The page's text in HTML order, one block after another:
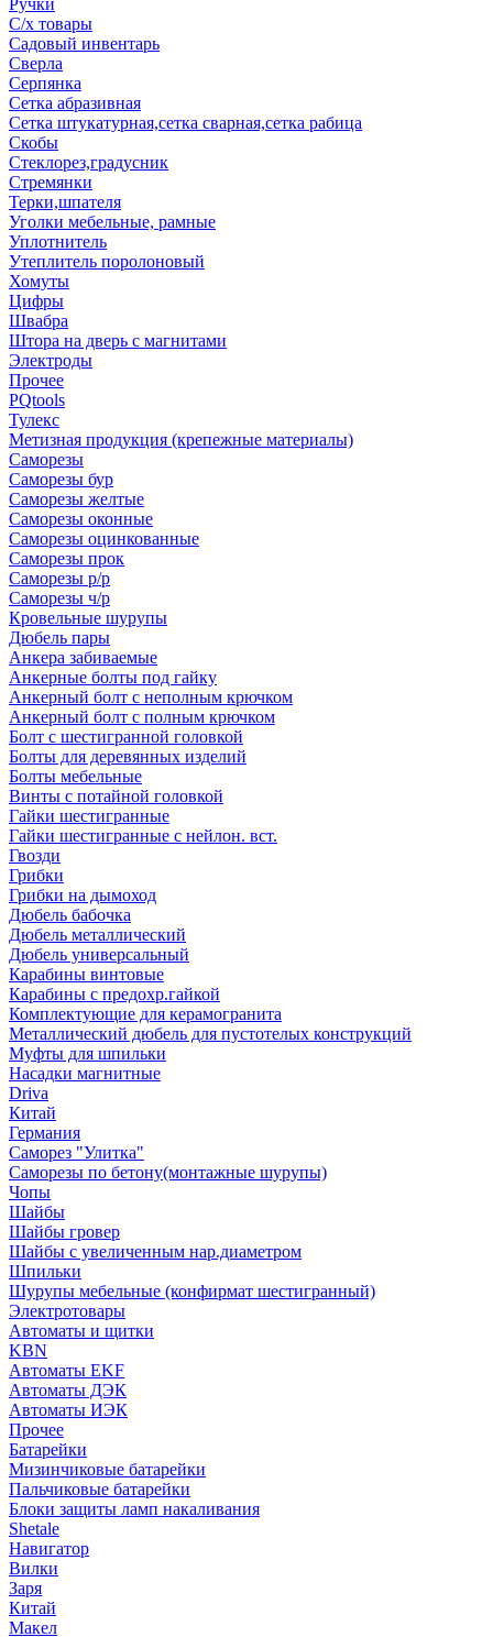
Ручки
С/х товары
Садовый инвентарь
Сверла
Серпянка
Сетка абразивная
Сетка штукатурная,сетка сварная,сетка рабица
Скобы
Стеклорез,градусник
Стремянки
Терки,шпателя
Уголки мебельные, рамные
Уплотнитель
Утеплитель поролоновый
Хомуты
Цифры
Швабра
Штора на дверь с магнитами
Электроды
Прочее
PQtools
Тулекс
Метизная продукция (крепежные материалы)
Саморезы
Саморезы бур
Саморезы желтые
Саморезы оконные
Саморезы оцинкованные
Саморезы прок
Саморезы р/р
Саморезы ч/р
Кровельные шурупы
Дюбель пары
Анкера забиваемые
Анкерные болты под гайку
Анкерный болт с неполным крючком
Анкерный болт с полным крючком
Болт с шестигранной головкой
Болты для деревянных изделий
Болты мебельные
Винты с потайной головкой
Гайки шестигранные
Гайки шестигранные с нейлон. вст.
Гвозди
Грибки
Грибки на дымоход
Дюбель бабочка
Дюбель металлический
Дюбель универсальный
Карабины винтовые
Карабины с предохр.гайкой
Комплектующие для керамогранита
Металлический дюбель для пустотелых конструкций
Муфты для шпильки
Насадки магнитные
Driva
Китай
Германия
Саморез "Улитка"
Саморезы по бетону(монтажные шурупы)
Чопы
Шайбы
Шайбы гровер
Шайбы с увеличенным нар.диаметром
Шпильки
Шурупы мебельные (конфирмат шестигранный)
Электротовары
Автоматы и щитки
KBN
Автоматы EKF
Автоматы ДЭК
Автоматы ИЭК
Прочее
Батарейки
Мизинчиковые батарейки
Пальчиковые батарейки
Блоки защиты ламп накаливания
Shetale
Навигатор
Вилки
Заря
Китай
Макел